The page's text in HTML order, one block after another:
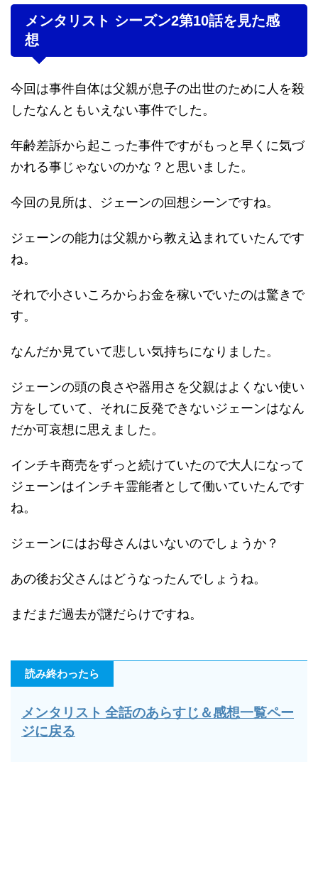
メンタリスト シーズン2第10話を見た感
想
今回は事件自体は父親が息子の出世のために人を殺
したなんともいえない事件でした。
年齢差訴から起こった事件ですがもっと早くに気づ
かれる事じゃないのかな？と思いました。
今回の見所は、ジェーンの回想シーンですね。
ジェーンの能力は父親から教え込まれていたんです
ね。
それで小さいころからお金を稼いでいたのは驚きで
す。
なんだか見ていて悲しい気持ちになりました。
ジェーンの頭の良さや器用さを父親はよくない使い
方をしていて、それに反発できないジェーンはなん
だか可哀想に思えました。
インチキ商売をずっと続けていたので大人になって
ジェーンはインチキ霊能者として働いていたんです
ね。
ジェーンにはお母さんはいないのでしょうか？
あの後お父さんはどうなったんでしょうね。
まだまだ過去が謎だらけですね。
読み終わったら
メンタリスト 全話のあらすじ＆感想一覧ペー
ジに戻る